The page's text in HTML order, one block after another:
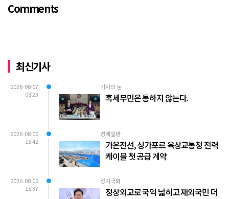
Comments
최신기사
2026-08-07
08:23
기자의 눈
혹세무민은 통하지 않는다.
2026-08-06
15:42
경제일반
가온전선, 싱가포르 육상교통청 전력
케이블 첫 공급 계약
2026-08-06
15:37
정치국회
정상외교로 국익 넓히고 재외국민 더